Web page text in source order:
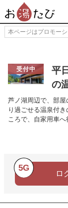
本ページはプロモー
受付中
平
の
芦ノ湖周辺で、部
り過ごせる温泉付
ころで、自家用車へ
5G
ロ